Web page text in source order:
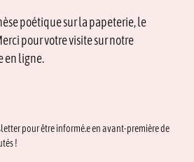
poétique sur la papeterie, le
pour votre visite sur notre
en ligne.
pour être informé.e en avant-première de
!